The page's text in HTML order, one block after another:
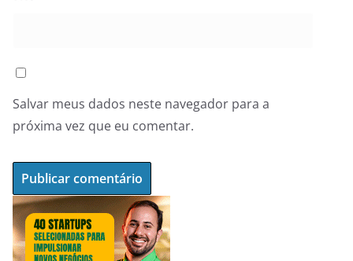
Salvar meus dados neste navegador para a
próxima vez que eu comentar.